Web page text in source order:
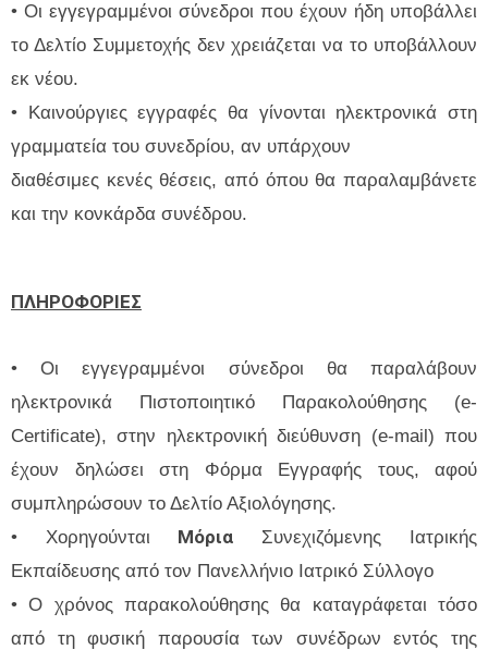
• Οι εγγεγραμμένοι σύνεδροι που έχουν ήδη υποβάλλει
το Δελτίο Συμμετοχής δεν χρειάζεται να το υποβάλλουν
εκ νέου.
• Καινούργιες εγγραφές θα γίνονται ηλεκτρονικά στη
γραμματεία του συνεδρίου, αν υπάρχουν
διαθέσιμες κενές θέσεις, από όπου θα παραλαμβάνετε
και την κονκάρδα συνέδρου.
ΠΛΗΡΟΦΟΡΙΕΣ
• Οι εγγεγραμμένοι σύνεδροι θα παραλάβουν
ηλεκτρονικά Πιστοποιητικό Παρακολούθησης (e-
Certificate), στην ηλεκτρονική διεύθυνση (e-mail) που
έχουν δηλώσει στη Φόρμα Εγγραφής τους, αφού
συμπληρώσουν το Δελτίο Αξιολόγησης.
• Χορηγούνται Μόρια Συνεχιζόμενης Ιατρικής
Εκπαίδευσης από τον Πανελλήνιο Ιατρικό Σύλλογο
• Ο χρόνος παρακολούθησης θα καταγράφεται τόσο
από τη φυσική παρουσία των συνέδρων εντός της